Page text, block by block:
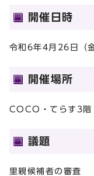
開催日時
令和6年4月26日（
開催場所
COCO・てらす3
議題
里親候補者の審査